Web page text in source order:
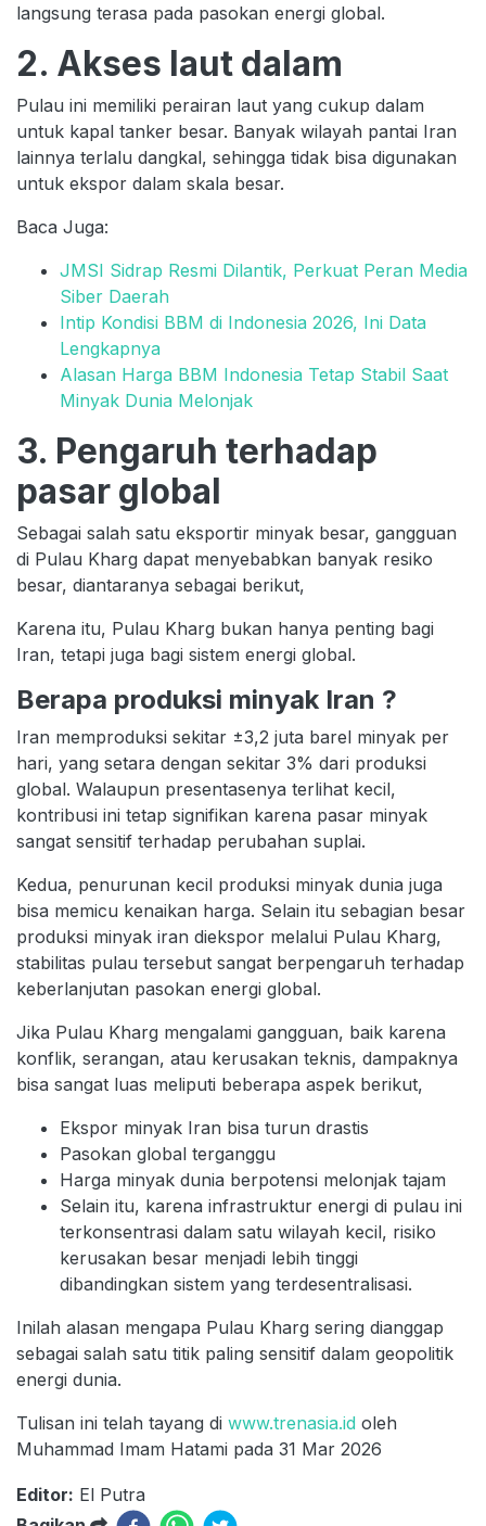
langsung terasa pada pasokan energi global.
2. Akses laut dalam
Pulau ini memiliki perairan laut yang cukup dalam
untuk kapal tanker besar. Banyak wilayah pantai Iran
lainnya terlalu dangkal, sehingga tidak bisa digunakan
untuk ekspor dalam skala besar.
Baca Juga:
JMSI Sidrap Resmi Dilantik, Perkuat Peran Media
Siber Daerah
Intip Kondisi BBM di Indonesia 2026, Ini Data
Lengkapnya
Alasan Harga BBM Indonesia Tetap Stabil Saat
Minyak Dunia Melonjak
3. Pengaruh terhadap
pasar global
Sebagai salah satu eksportir minyak besar, gangguan
di Pulau Kharg dapat menyebabkan banyak resiko
besar, diantaranya sebagai berikut,
Karena itu, Pulau Kharg bukan hanya penting bagi
Iran, tetapi juga bagi sistem energi global.
Berapa produksi minyak Iran ?
Iran memproduksi sekitar ±3,2 juta barel minyak per
hari, yang setara dengan sekitar 3% dari produksi
global. Walaupun presentasenya terlihat kecil,
kontribusi ini tetap signifikan karena pasar minyak
sangat sensitif terhadap perubahan suplai.
Kedua, penurunan kecil produksi minyak dunia juga
bisa memicu kenaikan harga. Selain itu sebagian besar
produksi minyak iran diekspor melalui Pulau Kharg,
stabilitas pulau tersebut sangat berpengaruh terhadap
keberlanjutan pasokan energi global.
Jika Pulau Kharg mengalami gangguan, baik karena
konflik, serangan, atau kerusakan teknis, dampaknya
bisa sangat luas meliputi beberapa aspek berikut,
Ekspor minyak Iran bisa turun drastis
Pasokan global terganggu
Harga minyak dunia berpotensi melonjak tajam
Selain itu, karena infrastruktur energi di pulau ini
terkonsentrasi dalam satu wilayah kecil, risiko
kerusakan besar menjadi lebih tinggi
dibandingkan sistem yang terdesentralisasi.
Inilah alasan mengapa Pulau Kharg sering dianggap
sebagai salah satu titik paling sensitif dalam geopolitik
energi dunia.
Tulisan ini telah tayang di www.trenasia.id oleh
Muhammad Imam Hatami pada 31 Mar 2026
Editor: El Putra